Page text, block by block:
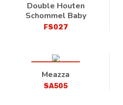
Double Houten
Schommel Baby
FS027
Meazza
SA505